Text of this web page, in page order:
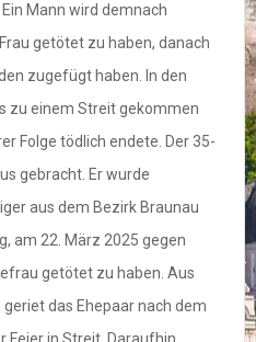
Mann wird demnach
getötet zu haben, danach
zugefügt haben. In den
zu einem Streit gekommen
Folge tödlich endete. Der 35-
gebracht. Er wurde
aus dem Bezirk Braunau
am 22. März 2025 gegen
getötet zu haben. Aus
das Ehepaar nach dem